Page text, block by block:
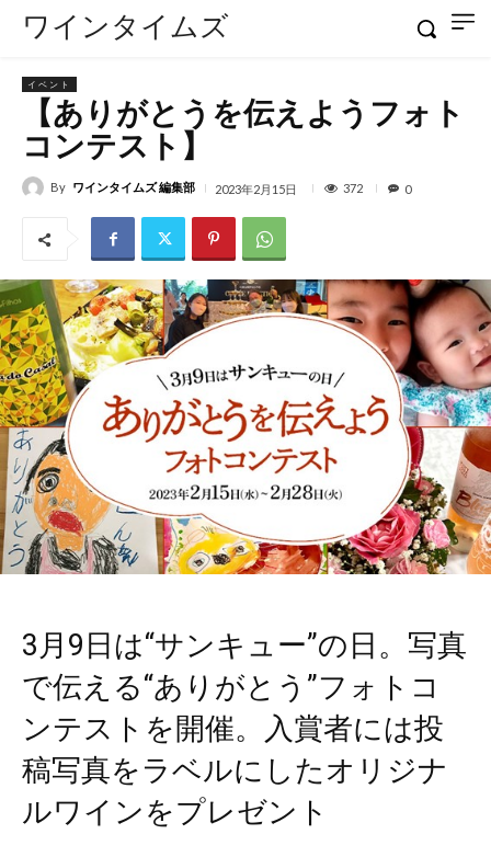
ワインタイムズ
イベント
【ありがとうを伝えようフォト
コンテスト】
By ワインタイムズ 編集部 2023年2月15日 372 0
3月9日は“サンキュー”の日。写真
で伝える“ありがとう”フォトコ
ンテストを開催。入賞者には投
稿写真をラベルにしたオリジナ
ルワインをプレゼント